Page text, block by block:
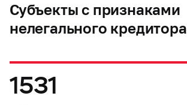
Субъекты с признаками
нелегального кредитора
1531